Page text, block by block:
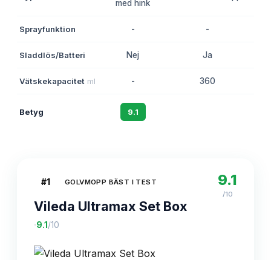
med hink
Sprayfunktion - -
Sladdlös/Batteri Nej Ja
Vätskekapacitet ml - 360
Betyg 9.1
#1 GOLVMOPP BÄST I TEST
Vileda Ultramax Set Box
·9.1 /10
9.1
/10